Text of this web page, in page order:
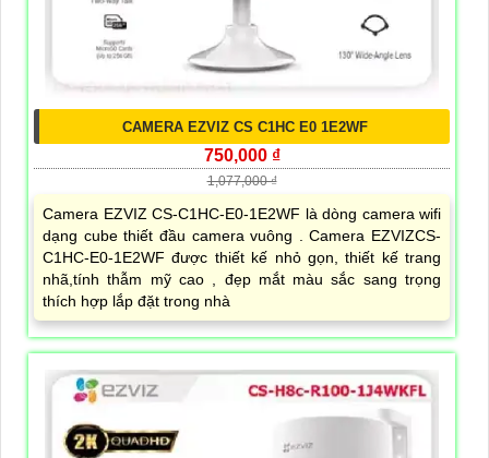
CAMERA EZVIZ CS C1HC E0 1E2WF
750,000 ₫
1,077,000 ₫
Camera EZVIZ CS-C1HC-E0-1E2WF là dòng camera wifi
dạng cube thiết đầu camera vuông . Camera EZVIZCS-
C1HC-E0-1E2WF được thiết kế nhỏ gọn, thiết kế trang
nhã,tính thẫm mỹ cao , đẹp mắt màu sắc sang trọng
thích hợp lắp đặt trong nhà